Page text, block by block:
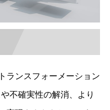
ランスフォーメーション
不確実性の解消、より